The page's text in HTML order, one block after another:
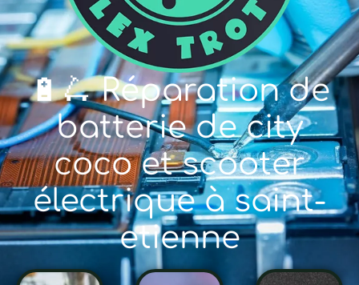
🔋🛴 Réparation de
batterie de city
coco et scooter
électrique à saint-
etienne